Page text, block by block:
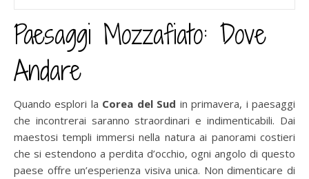
Paesaggi Mozzafiato: Dove
Andare
Quando esplori la Corea del Sud in primavera, i paesaggi
che incontrerai saranno straordinari e indimenticabili. Dai
maestosi templi immersi nella natura ai panorami costieri
che si estendono a perdita d’occhio, ogni angolo di questo
paese offre un’esperienza visiva unica. Non dimenticare di